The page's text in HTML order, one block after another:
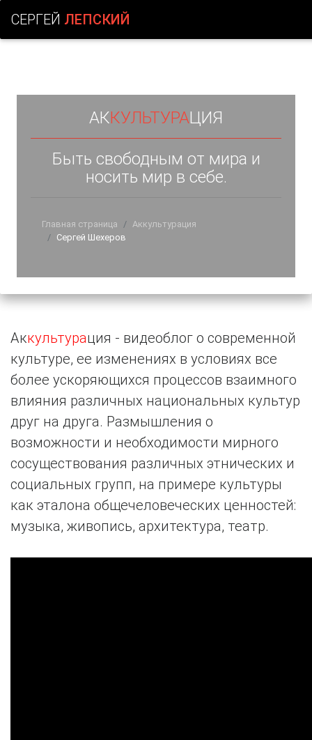
СЕРГЕЙ ЛЕПСКИЙ
АККУЛЬТУРАЦИЯ
Быть свободным от мира и
носить мир в себе.
Главная страница
Аккультурация
Сергей Шехеров
Аккультурация - видеоблог о современной
культуре, ее изменениях в условиях все
более ускоряющихся процессов взаимного
влияния различных национальных культур
друг на друга. Размышления о
возможности и необходимости мирного
сосуществования различных этнических и
социальных групп, на примере культуры
как эталона общечеловеческих ценностей:
музыка, живопись, архитектура, театр.